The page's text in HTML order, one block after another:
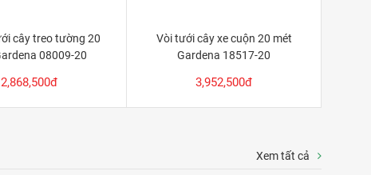
cây treo tường 20
08009-20
2,868,500đ
Vòi tưới cây xe cuộn 20 mét
Gardena 18517-20
3,952,500đ
Xem tất cả